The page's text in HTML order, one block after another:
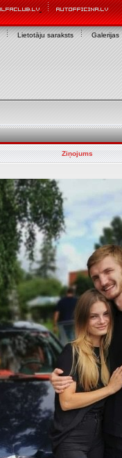
Lietotāju saraksts Galerijas
Ziņojums